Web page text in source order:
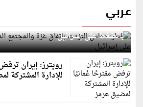
عربي
قطر: حماس التزمت باتفاق غزة
بالضغط على إسرائيل
رويترز: إيران
للإدارة المشتركة